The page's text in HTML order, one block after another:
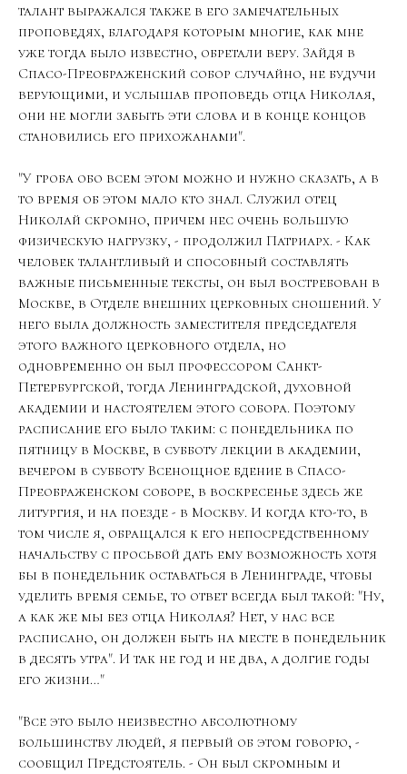
талант выражался также в его замечательных
проповедях, благодаря которым многие, как мне
уже тогда было известно, обретали веру. Зайдя в
Спасо-Преображенский собор случайно, не будучи
верующими, и услышав проповедь отца Николая,
они не могли забыть эти слова и в конце концов
становились его прихожанами".
"У гроба обо всем этом можно и нужно сказать, а в
то время об этом мало кто знал. Служил отец
Николай скромно, причем нес очень большую
физическую нагрузку, - продолжил Патриарх. - Как
человек талантливый и способный составлять
важные письменные тексты, он был востребован в
Москве, в Отделе внешних церковных сношений. У
него была должность заместителя председателя
этого важного церковного отдела, но
одновременно он был профессором Санкт-
Петербургской, тогда Ленинградской, духовной
академии и настоятелем этого собора. Поэтому
расписание его было таким: с понедельника по
пятницу в Москве, в субботу лекции в академии,
вечером в субботу Всенощное бдение в Спасо-
Преображенском соборе, в воскресенье здесь же
литургия, и на поезде - в Москву. И когда кто-то, в
том числе я, обращался к его непосредственному
начальству с просьбой дать ему возможность хотя
бы в понедельник оставаться в Ленинграде, чтобы
уделить время семье, то ответ всегда был такой: "Ну,
а как же мы без отца Николая? Нет, у нас вcе
расписано, он должен быть на месте в понедельник
в десять утра". И так не год и не два, а долгие годы
его жизни…"
"Все это было неизвестно абсолютному
большинству людей, я первый об этом говорю, -
сообщил Предстоятель. - Он был скромным и